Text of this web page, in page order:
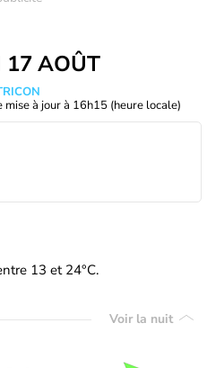
17 AOÛT
mise à jour à 16h15 (heure locale)
13 et 24°C.
Voir la nuit